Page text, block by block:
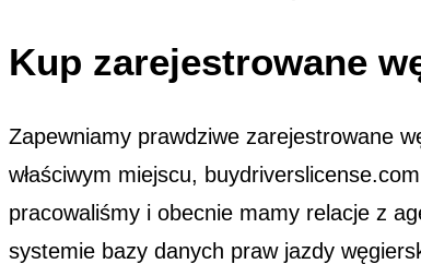
Kup zarejestrowane
Zapewniamy prawdziwe zarejestrowane
właściwym miejscu,
pracowaliśmy i obecnie mamy relacje z
systemie bazy danych praw jazdy